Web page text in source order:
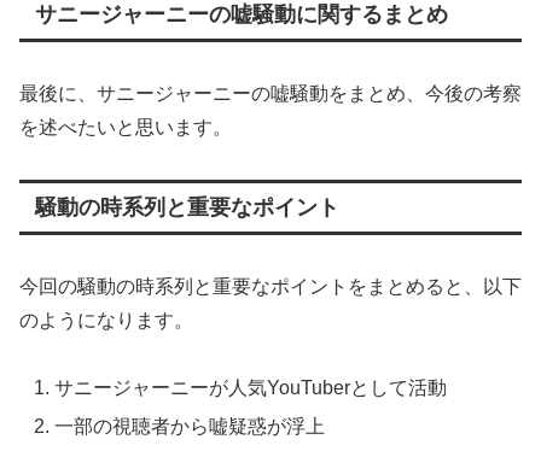
サニージャーニーの嘘騒動に関するまとめ
最後に、サニージャーニーの嘘騒動をまとめ、今後の考察
を述べたいと思います。
騒動の時系列と重要なポイント
今回の騒動の時系列と重要なポイントをまとめると、以下
のようになります。
サニージャーニーが人気YouTuberとして活動
一部の視聴者から嘘疑惑が浮上